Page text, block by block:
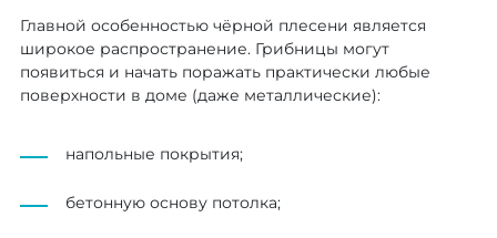
Главной особенностью чёрной плесени является
широкое распространение. Грибницы могут
появиться и начать поражать практически любые
поверхности в доме (даже металлические):
напольные покрытия;
бетонную основу потолка;